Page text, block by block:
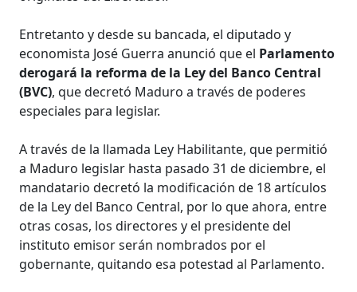
Entretanto y desde su bancada, el diputado y
economista José Guerra anunció que el Parlamento
derogará la reforma de la Ley del Banco Central
(BVC), que decretó Maduro a través de poderes
especiales para legislar.
A través de la llamada Ley Habilitante, que permitió
a Maduro legislar hasta pasado 31 de diciembre, el
mandatario decretó la modificación de 18 artículos
de la Ley del Banco Central, por lo que ahora, entre
otras cosas, los directores y el presidente del
instituto emisor serán nombrados por el
gobernante, quitando esa potestad al Parlamento.